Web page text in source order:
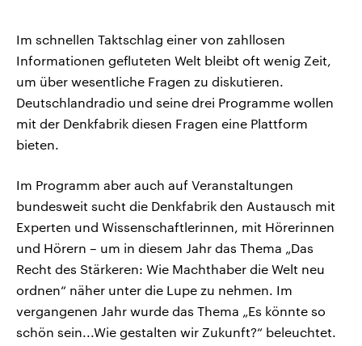
Im schnellen Taktschlag einer von zahllosen
Informationen gefluteten Welt bleibt oft wenig Zeit,
um über wesentliche Fragen zu diskutieren.
Deutschlandradio und seine drei Programme wollen
mit der Denkfabrik diesen Fragen eine Plattform
bieten.
Im Programm aber auch auf Veranstaltungen
bundesweit sucht die Denkfabrik den Austausch mit
Experten und Wissenschaftlerinnen, mit Hörerinnen
und Hörern – um in diesem Jahr das Thema „Das
Recht des Stärkeren: Wie Machthaber die Welt neu
ordnen“ näher unter die Lupe zu nehmen. Im
vergangenen Jahr wurde das Thema „Es könnte so
schön sein...Wie gestalten wir Zukunft?“ beleuchtet.